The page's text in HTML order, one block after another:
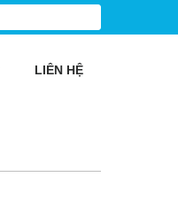
LIÊN HỆ